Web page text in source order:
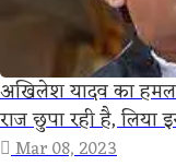
अखिलेश यादव का
राज छुपा रही है, लिया
Mar 08, 2023